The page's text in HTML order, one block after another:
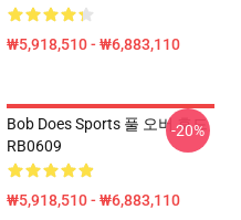
₩5,918,510 - ₩6,883,110
Bob Does Sports 풀 오버 후드
RB0609
₩5,918,510 - ₩6,883,110
-20%